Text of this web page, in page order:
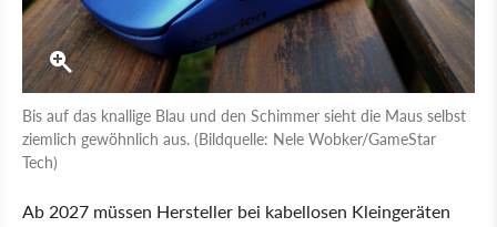
Bis auf das knallige Blau und den Schimmer sieht die Maus selbst
ziemlich gewöhnlich aus. (Bildquelle: Nele Wobker/GameStar
Tech)
Ab 2027 müssen Hersteller bei kabellosen Kleingeräten